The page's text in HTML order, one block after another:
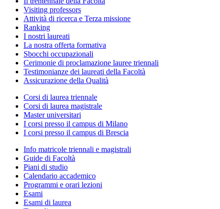
Visiting professors
Attività di ricerca e Terza missione
Ranking
I nostri laureati
La nostra offerta formativa
Sbocchi occupazionali
Cerimonie di proclamazione lauree triennali
Testimonianze dei laureati della Facoltà
Assicurazione della Qualità
Corsi di laurea triennale
Corsi di laurea magistrale
Master universitari
I corsi presso il campus di Milano
I corsi presso il campus di Brescia
Info matricole triennali e magistrali
Guide di Facoltà
Piani di studio
Calendario accademico
Programmi e orari lezioni
Esami
Esami di laurea